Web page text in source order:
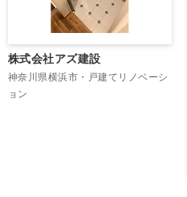
株式会社アズ建設
神奈川県横浜市・戸建てリノベーシ
ョン